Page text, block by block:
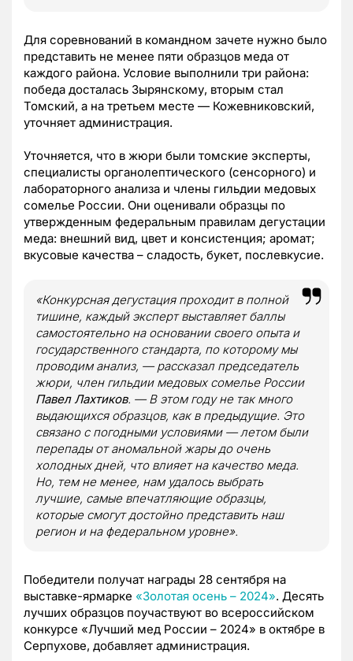
Для соревнований в командном зачете нужно было
представить не менее пяти образцов меда от
каждого района. Условие выполнили три района:
победа досталась Зырянскому, вторым стал
Томский, а на третьем месте — Кожевниковский,
уточняет администрация.
Уточняется, что в жюри были томские эксперты,
специалисты органолептического (сенсорного) и
лабораторного анализа и члены гильдии медовых
сомелье России. Они оценивали образцы по
утвержденным федеральным правилам дегустации
меда: внешний вид, цвет и консистенция; аромат;
вкусовые качества – сладость, букет, послевкусие.
«Конкурсная дегустация проходит в полной
тишине, каждый эксперт выставляет баллы
самостоятельно на основании своего опыта и
государственного стандарта, по которому мы
проводим анализ, — рассказал председатель
жюри, член гильдии медовых сомелье России
Павел Лахтиков. — В этом году не так много
выдающихся образцов, как в предыдущие. Это
связано с погодными условиями — летом были
перепады от аномальной жары до очень
холодных дней, что влияет на качество меда.
Но, тем не менее, нам удалось выбрать
лучшие, самые впечатляющие образцы,
которые смогут достойно представить наш
регион и на федеральном уровне».
Победители получат награды 28 сентября на
выставке-ярмарке «Золотая осень – 2024». Десять
лучших образцов поучаствуют во всероссийском
конкурсе «Лучший мед России – 2024» в октябре в
Серпухове, добавляет администрация.